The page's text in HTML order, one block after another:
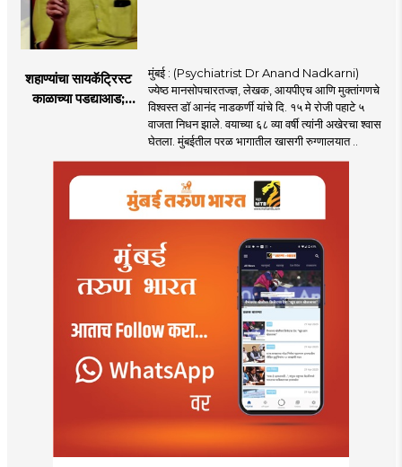
शहाण्यांचा सायकॅट्रिस्ट
काळाच्या पडद्याआड;
कर्करोगाशी झुंज अपयशी!
वयाच्या ६८ व्या वर्षी
घेतला अखेरचा श्वास
मुंबई : (Psychiatrist Dr Anand Nadkarni)
ज्येष्ठ मानसोपचारतज्ज्ञ, लेखक, आयपीएच आणि मुक्तांगणचे
विश्वस्त डॉ आनंद नाडकर्णी यांचे दि. १५ मे रोजी पहाटे ५
वाजता निधन झाले. वयाच्या ६८ व्या वर्षी त्यांनी अखेरचा श्वास
घेतला. मुंबईतील परळ भागातील खासगी रुग्णालयात ..